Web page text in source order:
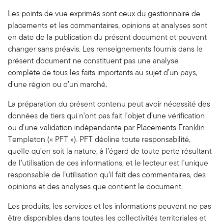
Les points de vue exprimés sont ceux du gestionnaire de
placements et les commentaires, opinions et analyses sont
en date de la publication du présent document et peuvent
changer sans préavis. Les renseignements fournis dans le
présent document ne constituent pas une analyse
complète de tous les faits importants au sujet d’un pays,
d’une région ou d’un marché.
La préparation du présent contenu peut avoir nécessité des
données de tiers qui n’ont pas fait l’objet d’une vérification
ou d’une validation indépendante par Placements Franklin
Templeton (« PFT »). PFT décline toute responsabilité,
quelle qu’en soit la nature, à l’égard de toute perte résultant
de l’utilisation de ces informations, et le lecteur est l’unique
responsable de l’utilisation qu’il fait des commentaires, des
opinions et des analyses que contient le document.
Les produits, les services et les informations peuvent ne pas
être disponibles dans toutes les collectivités territoriales et